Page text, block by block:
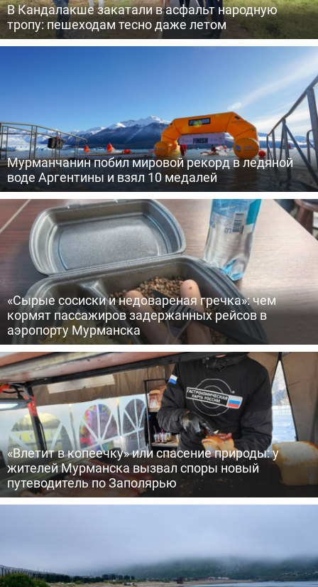
В Кандалакше закатали в асфальт народную
тропу: пешеходам тесно даже летом
Мурманчанин побил мировой рекорд в ледяной
воде Аргентины и взял 10 медалей
«Сырые сосиски и недовареная гречка»: чем
кормят пассажиров задержанных рейсов в
аэропорту Мурманска
«Влетит в копеечку» или спасение природы: у
жителей Мурманска вызвал споры новый
путеводитель по Заполярью